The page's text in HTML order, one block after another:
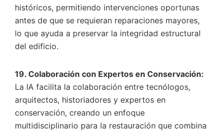
históricos, permitiendo intervenciones oportunas
antes de que se requieran reparaciones mayores,
lo que ayuda a preservar la integridad estructural
del edificio.
19. Colaboración con Expertos en Conservación:
La IA facilita la colaboración entre tecnólogos,
arquitectos, historiadores y expertos en
conservación, creando un enfoque
multidisciplinario para la restauración que combina